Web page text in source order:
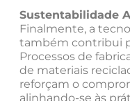
Sustentabilidade
Finalmente, a
também contribui
Processos de
de materiais
reforçam o
alinhando-se às